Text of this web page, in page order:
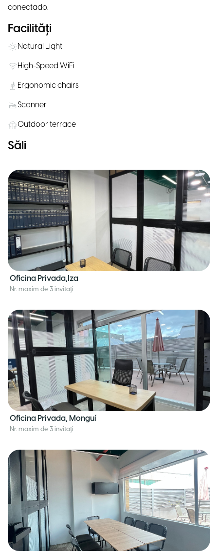
conectado.
Facilități
Natural Light
High-Speed WiFi
Ergonomic chairs
Scanner
Outdoor terrace
Săli
Oficina Privada,Iza
Nr. maxim de 3 invitați
Oficina Privada, Monguí
Nr. maxim de 3 invitați